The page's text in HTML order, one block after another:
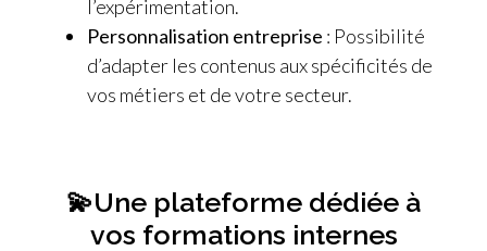
💫Une plateforme dédiée à
vos formations internes
l’expérimentation.
Personnalisation entreprise : Possibilité
d’adapter les contenus aux spécificités de
vos métiers et de votre secteur.